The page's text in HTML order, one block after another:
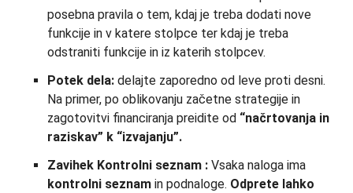
posebna pravila o tem, kdaj je treba dodati nove
funkcije in v katere stolpce ter kdaj je treba
odstraniti funkcije in iz katerih stolpcev.
Potek dela: delajte zaporedno od leve proti desni.
Na primer, po oblikovanju začetne strategije in
zagotovitvi financiranja preidite od “načrtovanja in
raziskav” k “izvajanju”.
Zavihek Kontrolni seznam : Vsaka naloga ima
kontrolni seznam in podnaloge. Odprete lahko